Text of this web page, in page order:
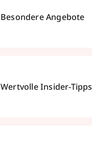
Besondere Angebote
Wertvolle Insider-Tipps